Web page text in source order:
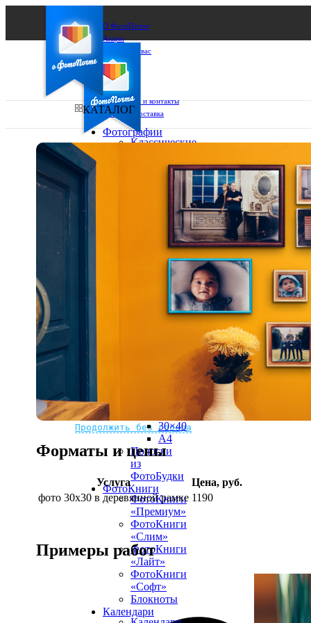
О ФотоПочте
Акции
Сделаем за вас
Бизнесу
FAQ
Франшиза
Поддержка и контакты
Оплата и доставка
Ваш город:
Ваш регион доставки
Выберите из списка:
Не нашли Ваш город?
Мы доставляем по всему миру
Продолжить без города
КАТАЛОГ
Фотографии
Классические
10х10
10х15
15х15
15х20
20х20
20х30
30х30
30х40
А4
30×40
A4
Полоски
из
ФотоБудки
ФотоКниги
ФотоКниги
«Премиум»
ФотоКниги
«Слим»
ФотоКниги
«Лайт»
ФотоКниги
«Софт»
Блокноты
Календари
Форматы и цены
Услуга
Цена, руб.
фото 30х30 в деревянной рамке 1190
Примеры работ